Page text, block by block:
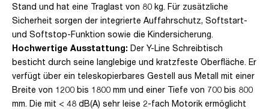
Stand und hat eine Traglast von 80 kg. Für zusätzliche
Sicherheit sorgen der integrierte Auffahrschutz, Softstart-
und Softstop-Funktion sowie die Kindersicherung.
Hochwertige Ausstattung: Der Y-Line Schreibtisch
besticht durch seine langlebige und kratzfeste Oberfläche. Er
verfügt über ein teleskopierbares Gestell aus Metall mit einer
Breite von 1200 bis 1800 mm und einer Tiefe von 700 bis 800
mm. Die mit < 48 dB(A) sehr leise 2-fach Motorik ermöglicht